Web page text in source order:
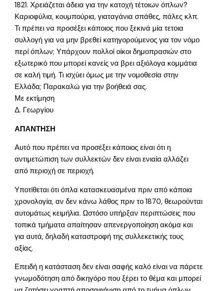
1821. Χρειάζεται άδεια για την κατοχή τέτοιων όπλων?
Καριοφύλια, κουμπούρια, γιαταγάνια σπάθες, πάλες κλπ.
Τι πρέπει να προσέξει κάποιος που ξεκινά μία τετοια
συλλογή για να μην βρεθεί κατηγορούμενος για τον νόμο
περί όπλων; Υπάρχουν πολλοί οίκοι δημοπρασιών στο
εξωτερικό που μπορεί κανείς να βρει αξιόλογα κομμάτια
σε καλή τιμή. Τι ισχύει όμως με την νομοθεσία στην
Ελλάδα; Παρακαλώ για την βοήθειά σας.
Με εκτίμηση
Δ. Γεωργίου
ΑΠΑΝΤΗΣΗ
Αυτό που πρέπει να προσέξει κάποιος είναι ότι η
αντιμετώπιση των συλλεκτών δεν είναι ενιαία αλλάζει
από περιοχή σε περιοχή.
Υποτίθεται ότι όπλα κατασκευασμένα πριν από κάποια
χρονολογία, αν δεν κάνω λάθος πριν το 1870, θεωρούνται
αυτομάτως κειμήλια. Ωστόσο υπήρξαν περιπτώσεις που
τοπικά τμήματα απαίτησαν απενεργοποίηση ακόμα και
για αυτά, δηλαδή καταστροφή της συλλεκετικής τους
αξίας.
Επειδή η κατάσταση δεν είναι σαφής καλό είναι να πάρετε
γνωμοδότηση από δικηγόρο που ξέρει το θέμα και μπορεί